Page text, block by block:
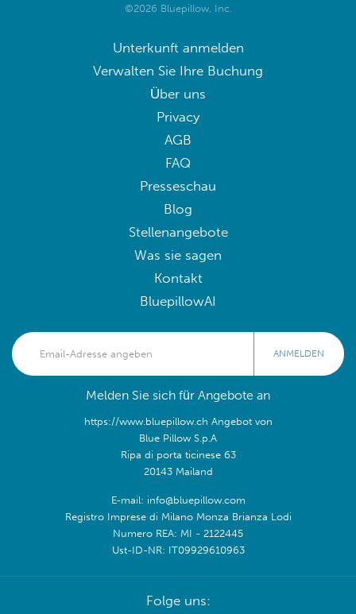
©2026 Bluepillow, Inc.
Unterkunft anmelden
Verwalten Sie Ihre Buchung
Über uns
Privacy
AGB
FAQ
Presseschau
Blog
Stellenangebote
Was sie sagen
Kontakt
BluepillowAI
ANMELDEN
Melden Sie sich für Angebote an
https://www.bluepillow.ch Angebot von
Blue Pillow S.p.A
Ripa di porta ticinese 63
20143 Mailand
E-mail: info@bluepillow.com
Registro Imprese di Milano Monza Brianza Lodi
Numero REA: MI - 2122445
Ust-ID-NR: IT09929610963
Folge uns: